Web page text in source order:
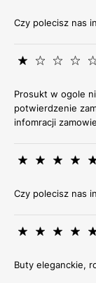
Czy polecisz nas
Prosukt w ogole
potwierdzenie
infomracji
Czy polecisz nas
Buty eleganckie,